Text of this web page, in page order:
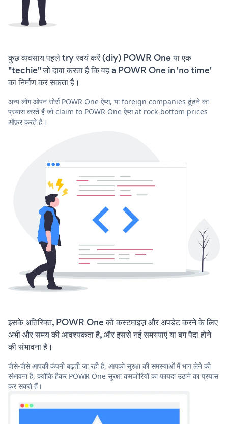
कुछ व्यवसाय पहले try स्वयं करें (diy) POWR One या एक
"techie" जो दावा करता है कि वह a POWR One in 'no time'
का निर्माण कर सकता है।
अन्य लोग ओपन सोर्स POWR One ऐप्स, या foreign companies ढूंढने का
प्रयास करते हैं जो claim to POWR One ऐप्स at rock-bottom prices
ऑफ़र करते हैं।
इसके अतिरिक्त, POWR One को कस्टमाइज़ और अपडेट करने के लिए
अभी और समय की आवश्यकता है, और इससे नई समस्याएं या बग पैदा होने
की संभावना है।
जैसे-जैसे आपकी कंपनी बढ़ती जा रही है, आपको सुरक्षा की समस्याओं में भाग लेने की
संभावना है, क्योंकि हैकर POWR One सुरक्षा कमजोरियों का फायदा उठाने का प्रयास
कर सकते हैं।